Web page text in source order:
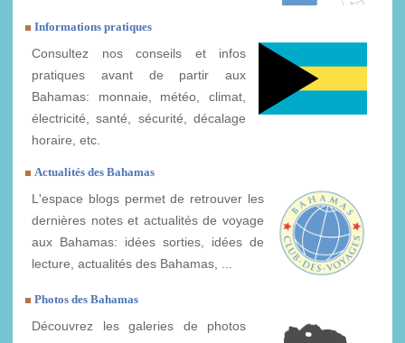
Informations pratiques
Consultez nos conseils et infos
pratiques avant de partir aux
Bahamas: monnaie, météo, climat,
électricité, santé, sécurité, décalage
horaire, etc.
Actualités des Bahamas
L'espace blogs permet de retrouver les
dernières notes et actualités de voyage
aux Bahamas: idées sorties, idées de
lecture, actualités des Bahamas, ...
Photos des Bahamas
Découvrez les galeries de photos